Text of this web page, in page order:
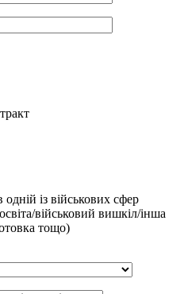
із військових сфер
військовий вишкіл/інша
тощо)